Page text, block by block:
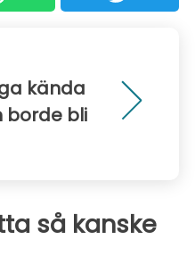
kända
borde bli
så kanske